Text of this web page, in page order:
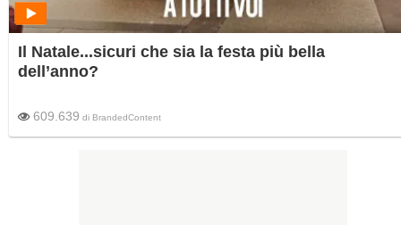
Il Natale...sicuri che sia la festa più bella
dell’anno?
609.639 di BrandedContent